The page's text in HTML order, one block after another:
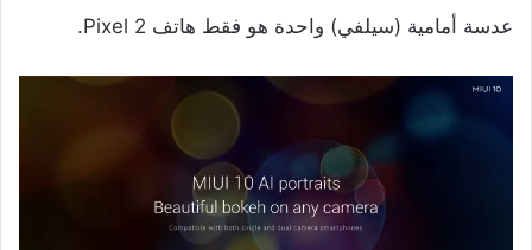
عدسة أمامية (سيلفي) واحدة هو فقط هاتف Pixel 2.